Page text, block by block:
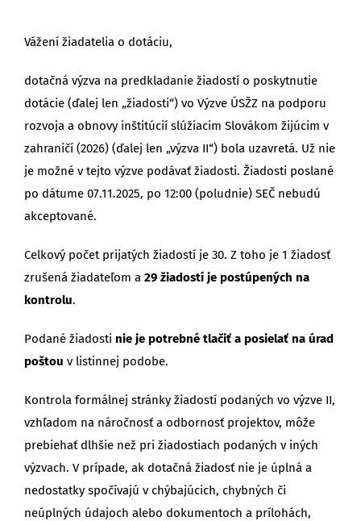
Vážení žiadatelia o dotáciu,
dotačná výzva na predkladanie žiadostí o poskytnutie
dotácie (ďalej len „žiadosti“) vo Výzve ÚSŽZ na podporu
rozvoja a obnovy inštitúcií slúžiacim Slovákom žijúcim v
zahraničí (2026) (ďalej len „výzva II“) bola uzavretá. Už nie
je možné v tejto výzve podávať žiadosti. Žiadosti poslané
po dátume 07.11.2025, po 12:00 (poludnie) SEČ nebudú
akceptované.
Celkový počet prijatých žiadostí je 30. Z toho je 1 žiadosť
zrušená žiadateľom a 29 žiadostí je postúpených na
kontrolu.
Podané žiadosti nie je potrebné tlačiť a posielať na úrad
poštou v listinnej podobe.
Kontrola formálnej stránky žiadostí podaných vo výzve II,
vzhľadom na náročnosť a odbornosť projektov, môže
prebiehať dlhšie než pri žiadostiach podaných v iných
výzvach. V prípade, ak dotačná žiadosť nie je úplná a
nedostatky spočívajú v chýbajúcich, chybných či
neúplných údajoch alebo dokumentoch a prílohách,